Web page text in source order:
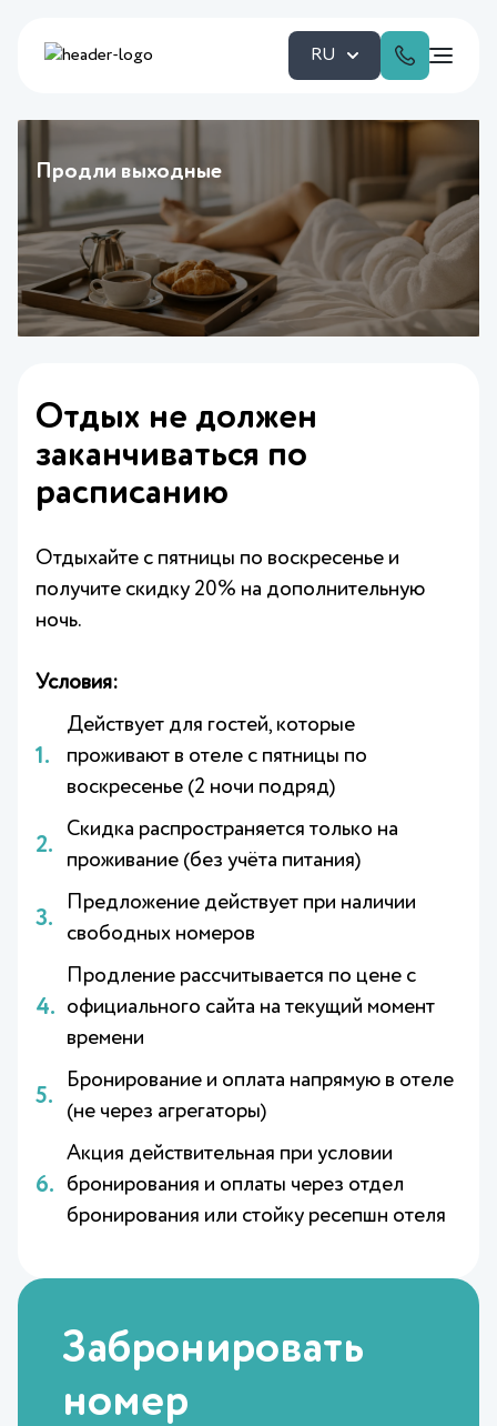
RU
Продли выходные
Отдых не должен
заканчиваться по
расписанию
Отдыхайте с пятницы по воскресенье и
получите скидку 20% на дополнительную
ночь.
Условия:
Действует для гостей, которые
проживают в отеле с пятницы по
воскресенье (2 ночи подряд)
Скидка распространяется только на
проживание (без учёта питания)
Предложение действует при наличии
свободных номеров
Продление рассчитывается по цене с
официального сайта на текущий момент
времени
Бронирование и оплата напрямую в отеле
(не через агрегаторы)
Акция действительная при условии
бронирования и оплаты через отдел
бронирования или стойку ресепшн отеля
Забронировать
номер